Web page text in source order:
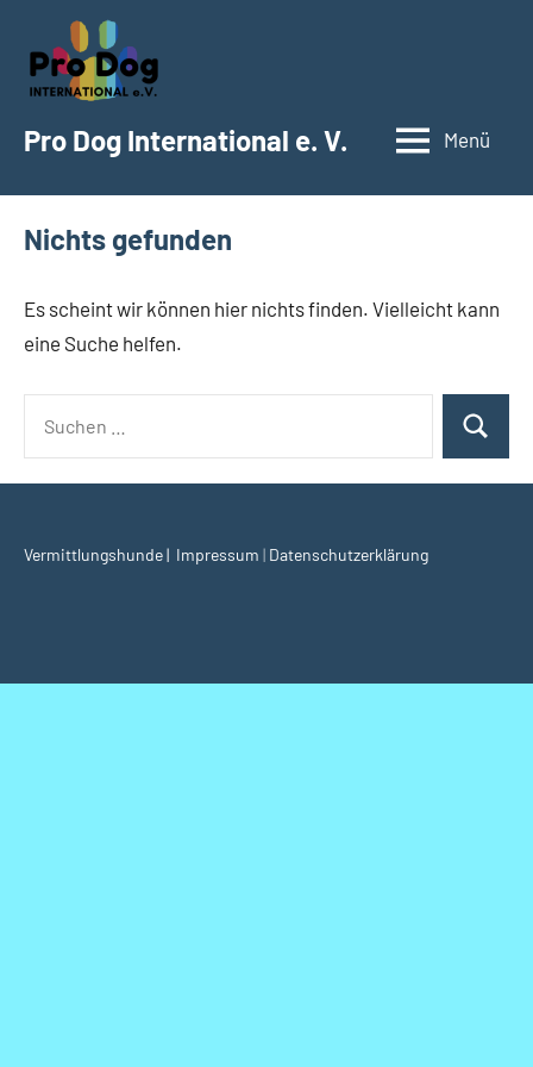
Inhalt
springen
Pro Dog International e. V. Menü
Nichts gefunden
Es scheint wir können hier nichts finden. Vielleicht kann
eine Suche helfen.
Suchen
Vermittlungshunde | Impressum | Datenschutzerklärung